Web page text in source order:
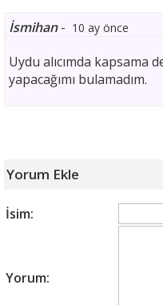
İsmihan- 10 ay önce
Uydu alıcımda kapsama
yapacağımı bulamadım.
Yorum Ekle
İsim:
Yorum: